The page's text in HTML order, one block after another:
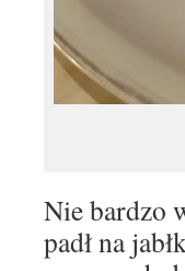
Nie bardzo
padł na